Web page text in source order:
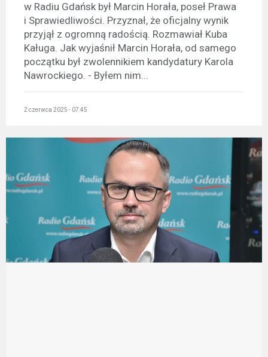
w Radiu Gdańsk był Marcin Horała, poseł Prawa
i Sprawiedliwości. Przyznał, że oficjalny wynik
przyjął z ogromną radością. Rozmawiał Kuba
Kaługa. Jak wyjaśnił Marcin Horała, od samego
początku był zwolennikiem kandydatury Karola
Nawrockiego. - Byłem nim...
2 czerwca 2025 - 07:45